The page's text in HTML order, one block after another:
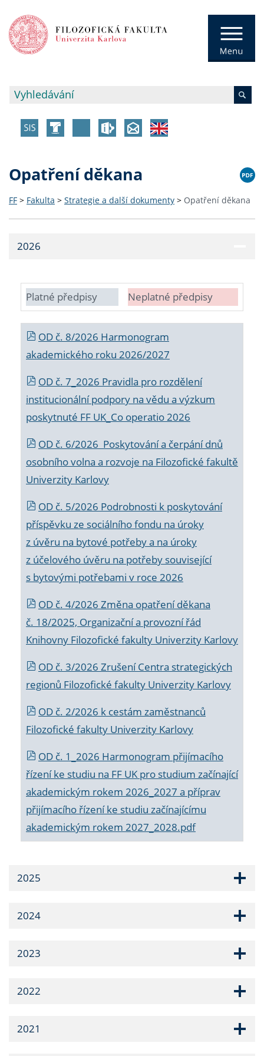
Opatření děkana
FF > Fakulta > Strategie a další dokumenty > Opatření děkana
2026
Platné předpisy Neplatné předpisy
OD č. 8/2026 Harmonogram
akademického roku 2026/2027
OD č. 7_2026 Pravidla pro rozdělení
institucionální podpory na vědu a výzkum
poskytnuté FF UK_Co operatio 2026
OD č. 6/2026 Poskytování a čerpání dnů
osobního volna a rozvoje na Filozofické fakultě
Univerzity Karlovy
OD č. 5/2026 Podrobnosti k poskytování
příspěvku ze sociálního fondu na úroky
z úvěru na bytové potřeby a na úroky
z účelového úvěru na potřeby související
s bytovými potřebami v roce 2026
OD č. 4/2026 Změna opatření děkana
č. 18/2025, Organizační a provozní řád
Knihovny Filozofické fakulty Univerzity Karlovy
OD č. 3/2026 Zrušení Centra strategických
regionů Filozofické fakulty Univerzity Karlovy
OD č. 2/2026 k cestám zaměstnanců
Filozofické fakulty Univerzity Karlovy
OD č. 1_2026 Harmonogram přijímacího
řízení ke studiu na FF UK pro studium začínající
akademickým rokem 2026_2027 a příprav
přijímacího řízení ke studiu začínajícímu
akademickým rokem 2027_2028.pdf
2025
2024
2023
2022
2021